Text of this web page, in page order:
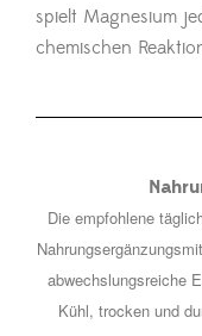
spielt Magnesium
chemischen
Die empfohlene
abwechslungsreiche
Kühl, trocken und